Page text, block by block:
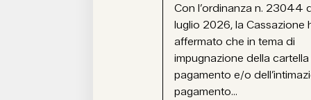
Con l’ordinanza n. 23044
luglio 2026, la Cassazione
affermato che in tema di
impugnazione della cartella
pagamento e/o
pagamento...